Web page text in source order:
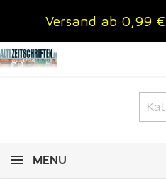
Versand ab 0,99 €
MENU